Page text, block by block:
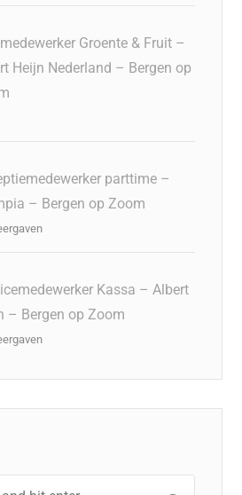
Groente & Fruit –
Heijn Nederland – Bergen op
parttime –
– Bergen op Zoom
Kassa – Albert
– Bergen op Zoom